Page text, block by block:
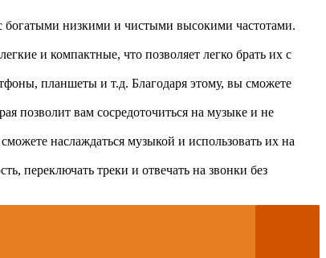
богатыми низкими и чистыми высокими частотами.
и компактные, что позволяет легко брать их с
планшеты и т.д. Благодаря этому, вы сможете
позволит вам сосредоточиться на музыке и не
наслаждаться музыкой и использовать их на
переключать треки и отвечать на звонки без